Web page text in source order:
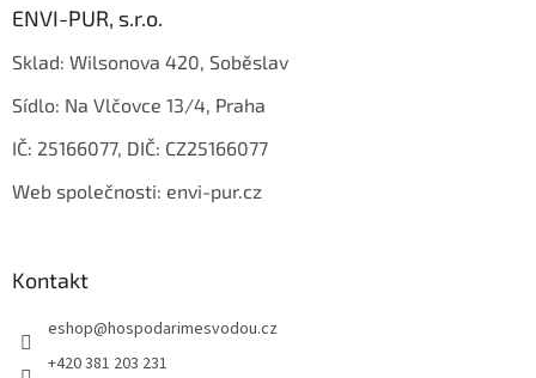
ENVI-PUR, s.r.o.
Sklad: Wilsonova 420, Soběslav
Sídlo: Na Vlčovce 13/4, Praha
IČ: 25166077, DIČ: CZ25166077
Web společnosti: envi-pur.cz
Kontakt
eshop@hospodarimesvodou.cz
+420 381 203 231